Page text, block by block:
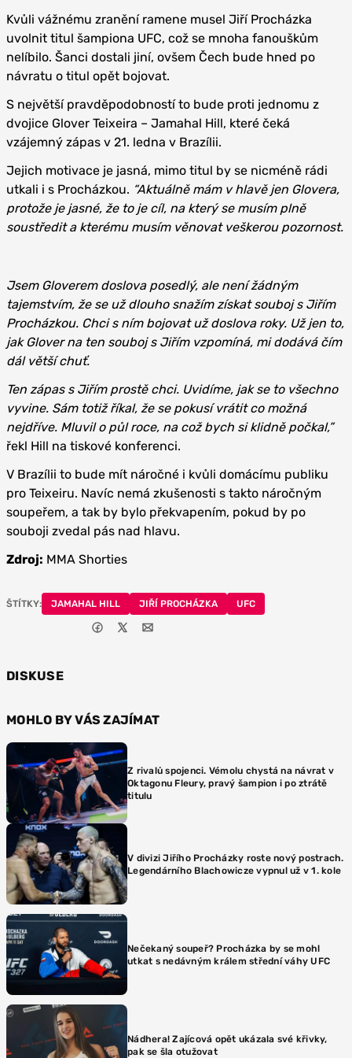
Kvůli vážnému zranění ramene musel Jiří Procházka
uvolnit titul šampiona UFC, což se mnoha fanouškům
nelíbilo. Šanci dostali jiní, ovšem Čech bude hned po
návratu o titul opět bojovat.
S největší pravděpodobností to bude proti jednomu z
dvojice Glover Teixeira – Jamahal Hill, které čeká
vzájemný zápas v 21. ledna v Brazílii.
Jejich motivace je jasná, mimo titul by se nicméně rádi
utkali i s Procházkou. “Aktuálně mám v hlavě jen Glovera,
protože je jasné, že to je cíl, na který se musím plně
soustředit a kterému musím věnovat veškerou pozornost.
Jsem Gloverem doslova posedlý, ale není žádným
tajemstvím, že se už dlouho snažím získat souboj s Jiřím
Procházkou. Chci s ním bojovat už doslova roky. Už jen to,
jak Glover na ten souboj s Jiřím vzpomíná, mi dodává čím
dál větší chuť.
Ten zápas s Jiřím prostě chci. Uvidíme, jak se to všechno
vyvine. Sám totiž říkal, že se pokusí vrátit co možná
nejdříve. Mluvil o půl roce, na což bych si klidně počkal,”
řekl Hill na tiskové konferenci.
V Brazílii to bude mít náročné i kvůli domácímu publiku
pro Teixeiru. Navíc nemá zkušenosti s takto náročným
soupeřem, a tak by bylo překvapením, pokud by po
souboji zvedal pás nad hlavu.
Zdroj: MMA Shorties
ŠTÍTKY: JAMAHAL HILL JIŘÍ PROCHÁZKA UFC
DISKUSE
MOHLO BY VÁS ZAJÍMAT
Z rivalů spojenci. Vémolu chystá na návrat v
Oktagonu Fleury, pravý šampion i po ztrátě
titulu
V divizi Jiřího Procházky roste nový postrach.
Legendárního Blachowicze vypnul už v 1. kole
Nečekaný soupeř? Procházka by se mohl
utkat s nedávným králem střední váhy UFC
Nádhera! Zajícová opět ukázala své křivky,
pak se šla otužovat